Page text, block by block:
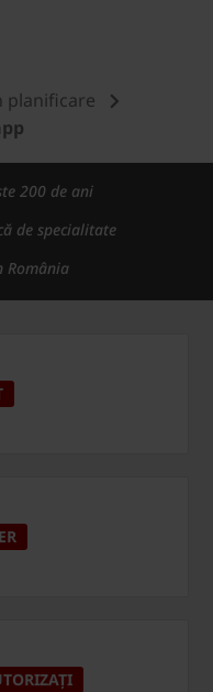
planificare
200 de ani
de specialitate
România